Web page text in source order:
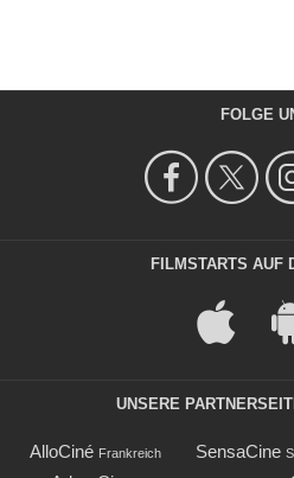
FOLGE
FILMSTARTS AUF
UNSERE
AlloCiné Frankreich SensaCine